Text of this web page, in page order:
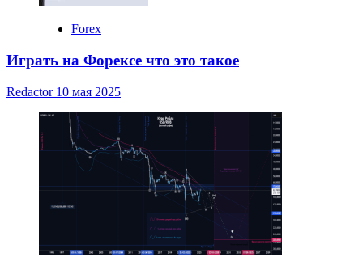
Forex
Играть на Форексе что это такое
Redactor 10 мая 2025